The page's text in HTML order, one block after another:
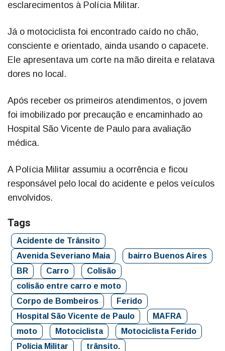
esclarecimentos à Polícia Militar.
Já o motociclista foi encontrado caído no chão,
consciente e orientado, ainda usando o capacete.
Ele apresentava um corte na mão direita e relatava
dores no local.
Após receber os primeiros atendimentos, o jovem
foi imobilizado por precaução e encaminhado ao
Hospital São Vicente de Paulo para avaliação
médica.
A Polícia Militar assumiu a ocorrência e ficou
responsável pelo local do acidente e pelos veículos
envolvidos.
Tags
Acidente de Trânsito
Avenida Severiano Maia
bairro Buenos Aires
BR
Carro
Colisão
colisão entre carro e moto
Corpo de Bombeiros
Ferido
Hospital São Vicente de Paulo
MAFRA
moto
Motociclista
Motociclista Ferido
Polícia Militar
trânsito.